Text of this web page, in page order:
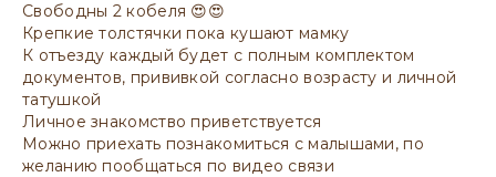
Свободны 2 кобеля 😍😍
Крепкие толстячки пока кушают мамку
К отъезду каждый будет с полным комплектом
документов, прививкой согласно возрасту и личной
татушкой
Личное знакомство приветствуется
Можно приехать познакомиться с малышами, по
желанию пообщаться по видео связи